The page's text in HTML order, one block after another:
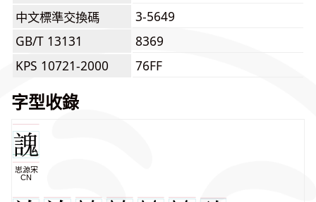
中文標準交換碼
3-5649
GB/T 13131
8369
KPS 10721-2000
76FF
字型收錄
思源宋
CN